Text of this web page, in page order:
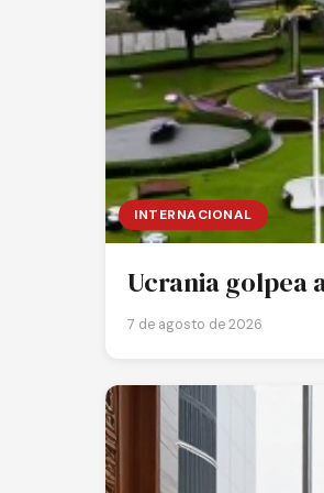
INTERNACIONAL
Ucrania golpea
7 de agosto de 2026